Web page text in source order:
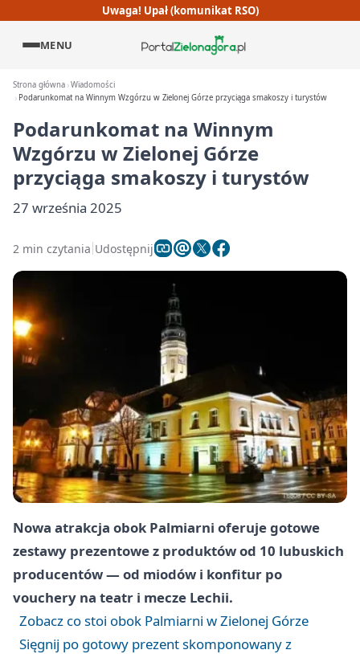
Uwaga! Upał (komunikat RSO)
MENU
Strona główna Wiadomości
Podarunkomat na Winnym Wzgórzu w Zielonej Górze przyciąga smakoszy i turystów
Podarunkomat na Winnym
Wzgórzu w Zielonej Górze
przyciąga smakoszy i turystów
27 września 2025
2 min czytania Udostępnij
Nowa atrakcja obok Palmiarni oferuje gotowe
zestawy prezentowe z produktów od 10 lubuskich
producentów — od miodów i konfitur po
vouchery na teatr i mecze Lechii.
Zobacz co stoi obok Palmiarni w Zielonej Górze
Sięgnij po gotowy prezent skomponowany z